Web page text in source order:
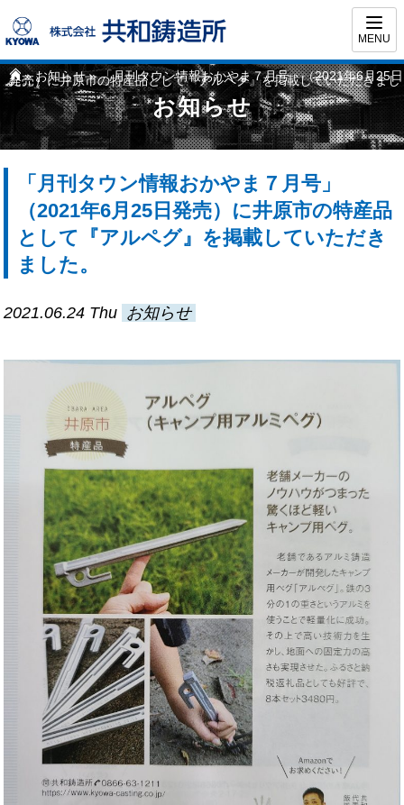
MENU
お知らせ
»お知らせ» 「月刊タウン情報おかやま７月号」（2021年6月25日
発売）に井原市の特産品として『アルペグ』を掲載していただきました。
「月刊タウン情報おかやま７月号」
（2021年6月25日発売）に井原市の特産品
として『アルペグ』を掲載していただき
ました。
2021.06.24 Thu お知らせ